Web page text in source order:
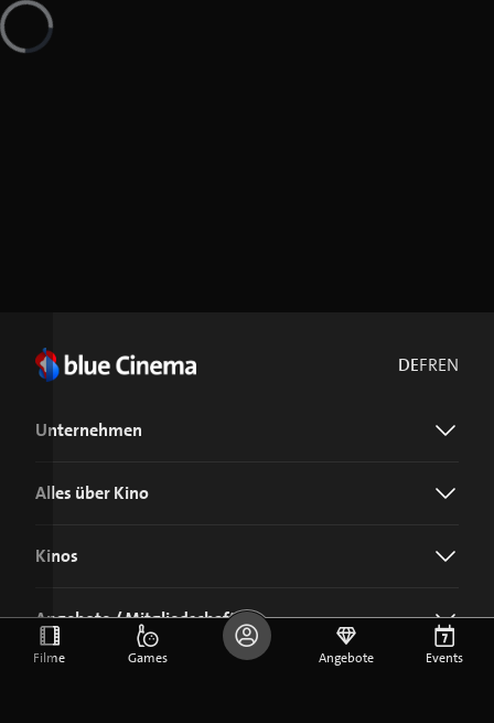
DEFREN
Unternehmen
Alles über Kino
Kinos
Angebote / Mitgliedschaft
Filme Games Angebote Events